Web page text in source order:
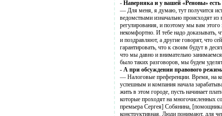
- Наверняка и у вашей «Реновы»
— Для меня, я думаю, тут получится
ведомствами изначально происходят
регулирования, и поэтому мы вам
некомфортно. И тебе надо доказывать,
и поздравляют, а другие говорят, что
гарантировать, что к своим будут в
что мы давно и внимательно
было таких разговоров, мы будем
- А при обсуждении правового
— Налоговые преференции. Время, на
успешным и компания начала
жить в этом городе, пусть начинает
которые проходят на многочисленных
премьера Сергея] Собянина,
конструктивная. Люди понимают, для